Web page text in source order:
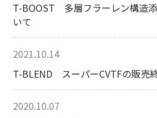
T-BOOST 多層フラーレン構造
いて
2021.10.14
T-BLEND スーパーCVTFの販売
2020.10.07